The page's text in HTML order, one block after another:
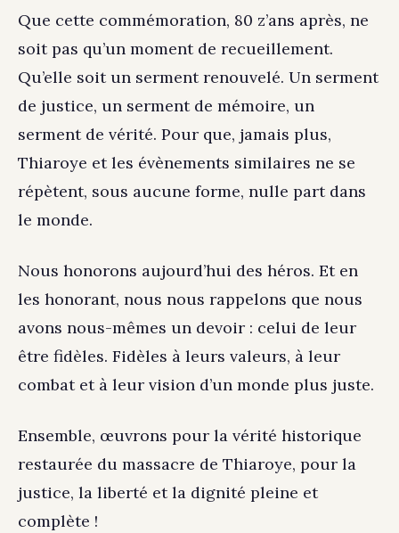
Que cette commémoration, 80 z’ans après, ne
soit pas qu’un moment de recueillement.
Qu’elle soit un serment renouvelé. Un serment
de justice, un serment de mémoire, un
serment de vérité. Pour que, jamais plus,
Thiaroye et les évènements similaires ne se
répètent, sous aucune forme, nulle part dans
le monde.
Nous honorons aujourd’hui des héros. Et en
les honorant, nous nous rappelons que nous
avons nous-mêmes un devoir : celui de leur
être fidèles. Fidèles à leurs valeurs, à leur
combat et à leur vision d’un monde plus juste.
Ensemble, œuvrons pour la vérité historique
restaurée du massacre de Thiaroye, pour la
justice, la liberté et la dignité pleine et
complète !